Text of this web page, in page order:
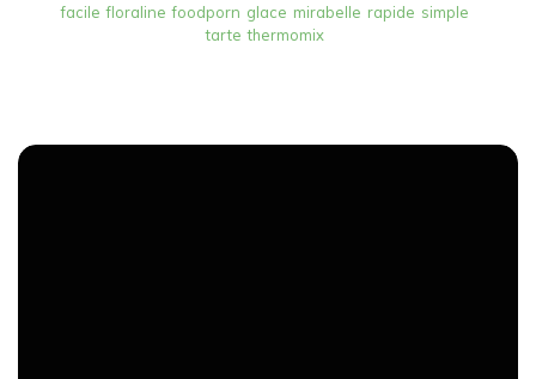
facile floraline foodporn glace mirabelle rapide simple
tarte thermomix